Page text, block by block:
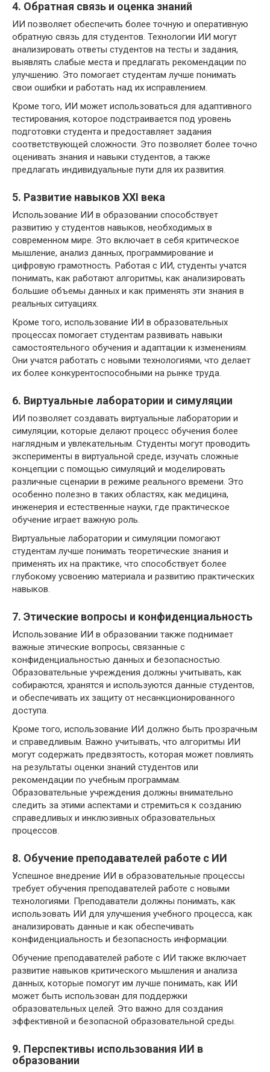
4. Обратная связь и оценка знаний
ИИ позволяет обеспечить более точную и оперативную
обратную связь для студентов. Технологии ИИ могут
анализировать ответы студентов на тесты и задания,
выявлять слабые места и предлагать рекомендации по
улучшению. Это помогает студентам лучше понимать
свои ошибки и работать над их исправлением.
Кроме того, ИИ может использоваться для адаптивного
тестирования, которое подстраивается под уровень
подготовки студента и предоставляет задания
соответствующей сложности. Это позволяет более точно
оценивать знания и навыки студентов, а также
предлагать индивидуальные пути для их развития.
5. Развитие навыков XXI века
Использование ИИ в образовании способствует
развитию у студентов навыков, необходимых в
современном мире. Это включает в себя критическое
мышление, анализ данных, программирование и
цифровую грамотность. Работая с ИИ, студенты учатся
понимать, как работают алгоритмы, как анализировать
большие объемы данных и как применять эти знания в
реальных ситуациях.
Кроме того, использование ИИ в образовательных
процессах помогает студентам развивать навыки
самостоятельного обучения и адаптации к изменениям.
Они учатся работать с новыми технологиями, что делает
их более конкурентоспособными на рынке труда.
6. Виртуальные лаборатории и симуляции
ИИ позволяет создавать виртуальные лаборатории и
симуляции, которые делают процесс обучения более
наглядным и увлекательным. Студенты могут проводить
эксперименты в виртуальной среде, изучать сложные
концепции с помощью симуляций и моделировать
различные сценарии в режиме реального времени. Это
особенно полезно в таких областях, как медицина,
инженерия и естественные науки, где практическое
обучение играет важную роль.
Виртуальные лаборатории и симуляции помогают
студентам лучше понимать теоретические знания и
применять их на практике, что способствует более
глубокому усвоению материала и развитию практических
навыков.
7. Этические вопросы и конфиденциальность
Использование ИИ в образовании также поднимает
важные этические вопросы, связанные с
конфиденциальностью данных и безопасностью.
Образовательные учреждения должны учитывать, как
собираются, хранятся и используются данные студентов,
и обеспечивать их защиту от несанкционированного
доступа.
Кроме того, использование ИИ должно быть прозрачным
и справедливым. Важно учитывать, что алгоритмы ИИ
могут содержать предвзятость, которая может повлиять
на результаты оценки знаний студентов или
рекомендации по учебным программам.
Образовательные учреждения должны внимательно
следить за этими аспектами и стремиться к созданию
справедливых и инклюзивных образовательных
процессов.
8. Обучение преподавателей работе с ИИ
Успешное внедрение ИИ в образовательные процессы
требует обучения преподавателей работе с новыми
технологиями. Преподаватели должны понимать, как
использовать ИИ для улучшения учебного процесса, как
анализировать данные и как обеспечивать
конфиденциальность и безопасность информации.
Обучение преподавателей работе с ИИ также включает
развитие навыков критического мышления и анализа
данных, которые помогут им лучше понимать, как ИИ
может быть использован для поддержки
образовательных целей. Это важно для создания
эффективной и безопасной образовательной среды.
9. Перспективы использования ИИ в
образовании